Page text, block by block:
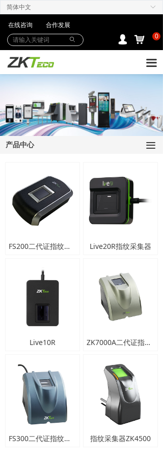
ꀅ
简体中文
在线咨询
낙 0
넙
ꄙ
合作发展
끀
产品中心
解决方案
下载中心
联系我们
FS200二代证指纹采集器 Live20R指纹采集器
Live10R ZK7000A二代证指纹采集器
FS300二代证指纹采集器 指纹采集器ZK4500
끀
产品中心